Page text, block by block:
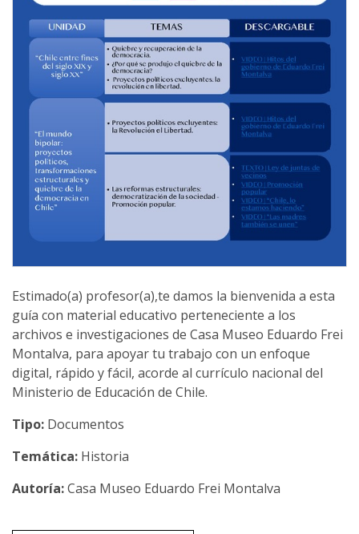
Estimado(a) profesor(a),te damos la bienvenida a esta
guía con material educativo perteneciente a los
archivos e investigaciones de Casa Museo Eduardo Frei
Montalva, para apoyar tu trabajo con un enfoque
digital, rápido y fácil, acorde al currículo nacional del
Ministerio de Educación de Chile.
Tipo: Documentos
Temática: Historia
Casa Museo Eduardo Frei Montalva